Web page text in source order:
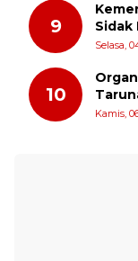
9
Sidak
Selasa,
10
Kamis,